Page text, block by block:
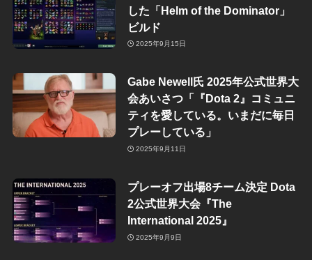
した「Helm of the Dominator」
ビルド
2025年9月15日
Gabe Newell氏 2025年公式世界大
会あいさつ「『Dota 2』コミュニ
ティを愛している。いまだに毎日
プレーしている」
2025年9月11日
プレーオフ出場8チーム決定 Dota
2公式世界大会『The
International 2025』
2025年9月9日